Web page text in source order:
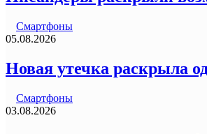
Смартфоны
05.08.2026
Новая утечка раскрыла
Смартфоны
03.08.2026